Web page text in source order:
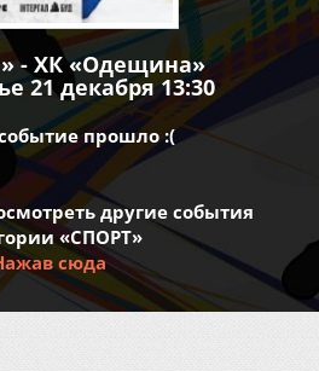
- ХК «Одещина»
21 декабря 13:30
прошло :(
другие события
«СПОРТ»
сюда